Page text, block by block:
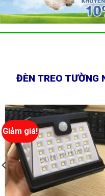
ĐÈN TREO TƯỜNG
Giảm giá!